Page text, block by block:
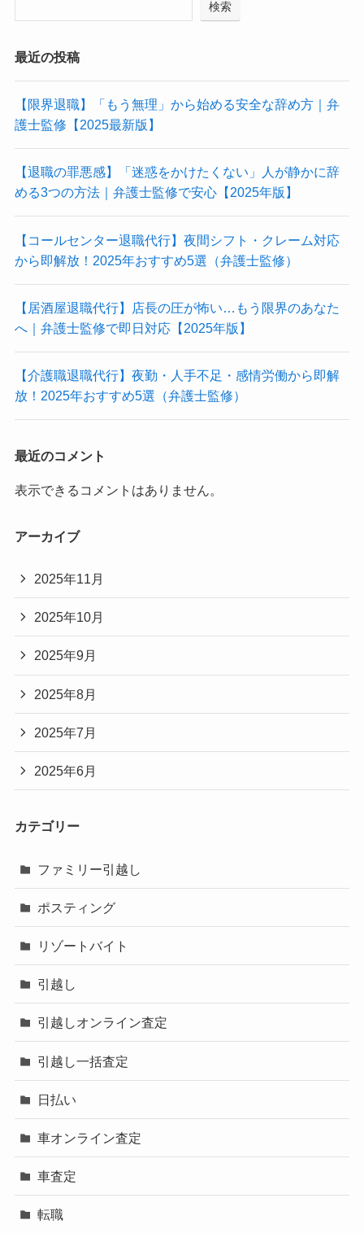
検索
最近の投稿
【限界退職】「もう無理」から始める安全な辞め方｜弁
護士監修【2025最新版】
【退職の罪悪感】「迷惑をかけたくない」人が静かに辞
める3つの方法｜弁護士監修で安心【2025年版】
【コールセンター退職代行】夜間シフト・クレーム対応
から即解放！2025年おすすめ5選（弁護士監修）
【居酒屋退職代行】店長の圧が怖い…もう限界のあなた
へ｜弁護士監修で即日対応【2025年版】
【介護職退職代行】夜勤・人手不足・感情労働から即解
放！2025年おすすめ5選（弁護士監修）
最近のコメント
表示できるコメントはありません。
アーカイブ
2025年11月
2025年10月
2025年9月
2025年8月
2025年7月
2025年6月
カテゴリー
ファミリー引越し
ポスティング
リゾートバイト
引越し
引越しオンライン査定
引越し一括査定
日払い
車オンライン査定
車査定
転職